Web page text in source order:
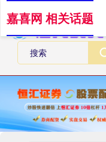
嘉喜网 相关话题